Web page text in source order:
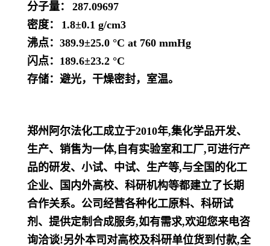
分子量：
287.09697
密度：
1.8±0.1 g/cm3
沸点： 389.9±25.0 °C at 760 mmHg
闪点： 189.6±23.2 °C
存储：避光，干燥密封，室温。
郑州阿尔法化工成立于2010年,集化学品开发、
生产、销售为一体,自有实验室和工厂,可进行产
品的研发、小试、中试、生产等,与全国的化工
企业、国内外高校、科研机构等都建立了长期
合作关系。公司经营各种化工原料、科研试
剂、提供定制合成服务,如有需求,欢迎您来电咨
询洽谈!另外本司对高校及科研单位货到付款,全